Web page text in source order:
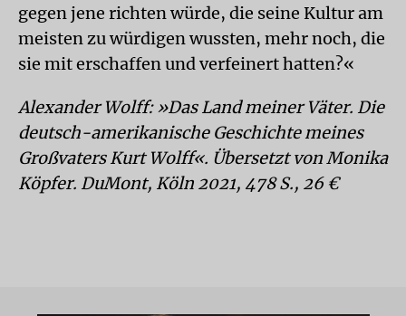
gegen jene richten würde, die seine Kultur am
meisten zu würdigen wussten, mehr noch, die
sie mit erschaffen und verfeinert hatten?«
Alexander Wolff: »Das Land meiner Väter. Die
deutsch-amerikanische Geschichte meines
Großvaters Kurt Wolff«. Übersetzt von Monika
Köpfer. DuMont, Köln 2021, 478 S., 26 €